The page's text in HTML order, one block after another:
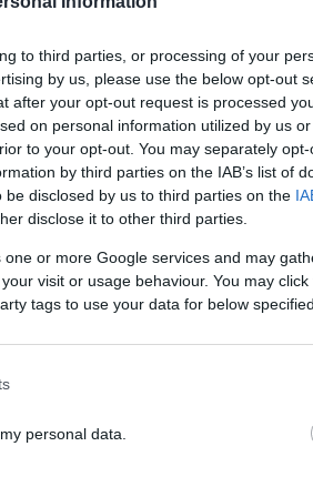
to third parties, or processing of your
by us, please use the below opt-out
after your opt-out request is processed
on personal information utilized by us
to your opt-out. You may separately
by third parties on the IAB’s list of
disclosed by us to third parties on the
disclose it to other third parties.
or more Google services and may
visit or usage behaviour. You may
tags to use your data for below
personal data.
που πέραν όλων των άλλων